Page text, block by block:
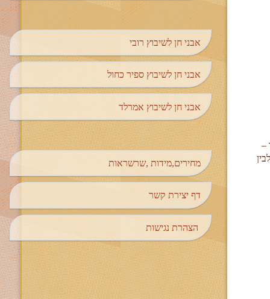
אבני חן לשיבוץ רובי
אבני חן לשיבוץ ספיר כחול
אבני חן לשיבוץ אמרלד
מחירים,מידות ,שרשראות
דף יצירת קשר
הצהרת נגישות
–